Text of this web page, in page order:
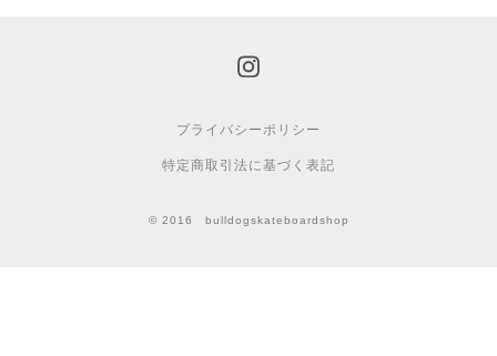
プライバシーポリシー
特定商取引法に基づく表記
© 2016 bulldogskateboardshop